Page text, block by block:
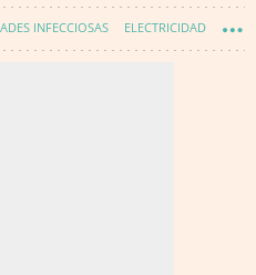
INFECCIOSAS ELECTRICIDAD